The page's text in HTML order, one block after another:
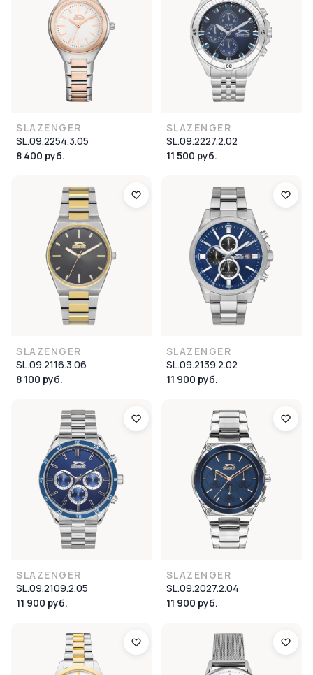
SLAZENGER
SL.09.2254.3.05
8 400 руб.
SLAZENGER
SL.09.2227.2.02
11 500 руб.
SLAZENGER
SL.09.2116.3.06
8 100 руб.
SLAZENGER
SL.09.2139.2.02
11 900 руб.
SLAZENGER
SL.09.2109.2.05
11 900 руб.
SLAZENGER
SL.09.2027.2.04
11 900 руб.